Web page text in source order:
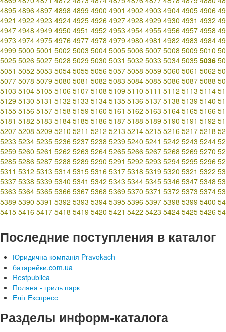
4895 4896 4897 4898 4899 4900 4901 4902 4903 4904 4905 4906
4921 4922 4923 4924 4925 4926 4927 4928 4929 4930 4931 4932
4947 4948 4949 4950 4951 4952 4953 4954 4955 4956 4957 4958
4973 4974 4975 4976 4977 4978 4979 4980 4981 4982 4983 4984
4999 5000 5001 5002 5003 5004 5005 5006 5007 5008 5009 5010
5025 5026 5027 5028 5029 5030 5031 5032 5033 5034 5035 5036
5051 5052 5053 5054 5055 5056 5057 5058 5059 5060 5061 5062
5077 5078 5079 5080 5081 5082 5083 5084 5085 5086 5087 5088
5103 5104 5105 5106 5107 5108 5109 5110 5111 5112 5113 5114
5129 5130 5131 5132 5133 5134 5135 5136 5137 5138 5139 5140
5155 5156 5157 5158 5159 5160 5161 5162 5163 5164 5165 5166
5181 5182 5183 5184 5185 5186 5187 5188 5189 5190 5191 5192
5207 5208 5209 5210 5211 5212 5213 5214 5215 5216 5217 5218
5233 5234 5235 5236 5237 5238 5239 5240 5241 5242 5243 5244
5259 5260 5261 5262 5263 5264 5265 5266 5267 5268 5269 5270
5285 5286 5287 5288 5289 5290 5291 5292 5293 5294 5295 5296
5311 5312 5313 5314 5315 5316 5317 5318 5319 5320 5321 5322
5337 5338 5339 5340 5341 5342 5343 5344 5345 5346 5347 5348
5363 5364 5365 5366 5367 5368 5369 5370 5371 5372 5373 5374
5389 5390 5391 5392 5393 5394 5395 5396 5397 5398 5399 5400
5415 5416 5417 5418 5419 5420 5421 5422 5423 5424 5425 5426
Последние поступления в каталог
Юридична компанія Pravokach
батарейки.com.ua
Restpublica
Поляна - гриль парк
Еліт Експресс
Разделы информ-каталога